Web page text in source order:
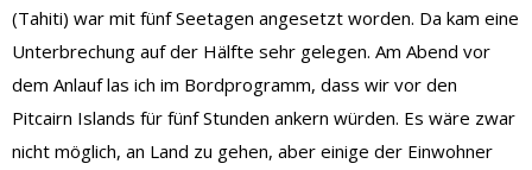
(Tahiti) war mit fünf Seetagen angesetzt worden. Da kam eine
Unterbrechung auf der Hälfte sehr gelegen. Am Abend vor
dem Anlauf las ich im Bordprogramm, dass wir vor den
Pitcairn Islands für fünf Stunden ankern würden. Es wäre zwar
nicht möglich, an Land zu gehen, aber einige der Einwohner